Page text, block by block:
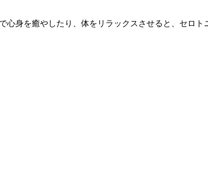
心身を癒やしたり、体をリラックスさせると、セロ